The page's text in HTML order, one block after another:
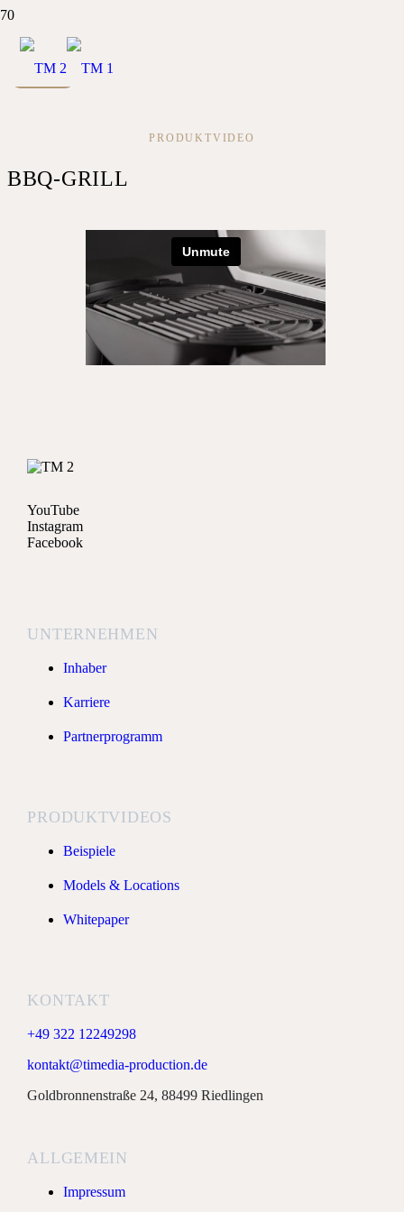
Zurück
PRODUKTVIDEO
BBQ-GRILL
YouTube
Instagram
Facebook
UNTERNEHMEN
Inhaber
Karriere
Partnerprogramm
PRODUKTVIDEOS
Beispiele
Models & Locations
Whitepaper
KONTAKT
+49 322 12249298
kontakt@timedia-production.de
Goldbronnenstraße 24, 88499 Riedlingen
ALLGEMEIN
Impressum